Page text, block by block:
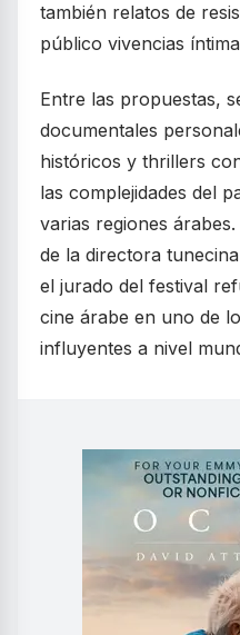
también relatos de
público vivencias
Entre las propuestas,
documentales
históricos y thrillers
las complejidades del
varias regiones
de la directora
el jurado del festival
cine árabe en uno de
influyentes a nivel